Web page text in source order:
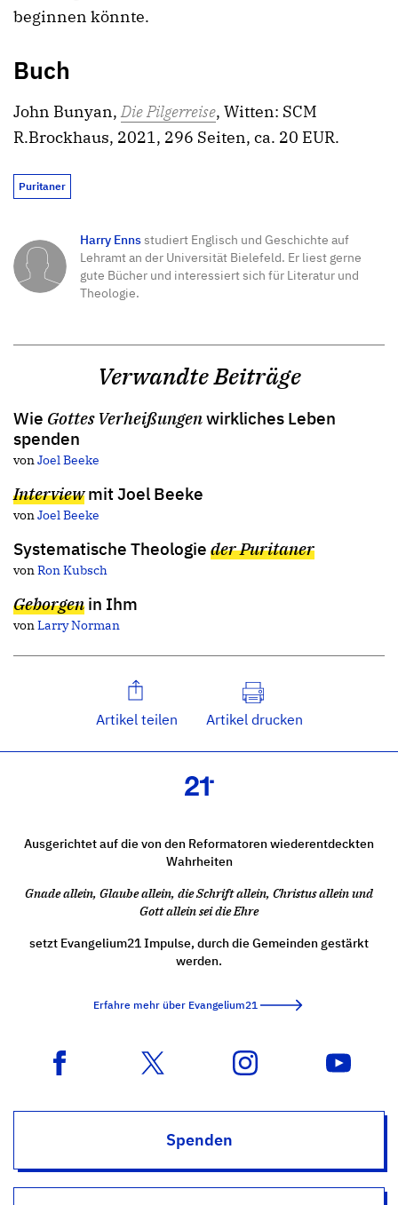
beginnen könnte.
Buch
John Bunyan,Die Pilgerreise, Witten: SCM
R.Brockhaus, 2021, 296 Seiten, ca. 20 EUR.
Puritaner
Harry Ennsstudiert Englisch und Geschichte auf
Lehramt an der Universität Bielefeld. Er liest gerne
gute Bücher und interessiert sich für Literatur und
Theologie.
Verwandte Beiträge
Wie Gottes Verheißungenwirkliches Leben
spenden
vonJoel Beeke
Interviewmit Joel Beeke
vonJoel Beeke
Systematische Theologie der Puritaner
vonRon Kubsch
Geborgen in Ihm
vonLarry Norman
Artikel teilen Artikel drucken
Ausgerichtet auf die von den Reformatoren wiederentdeckten
Wahrheiten
Gnade allein, Glaube allein, die Schrift allein, Christus allein und
Gott allein sei die Ehre
setzt Evangelium21 Impulse, durch die Gemeinden gestärkt
werden.
Erfahre mehr über Evangelium21
Spenden